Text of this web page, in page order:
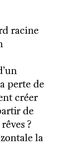
racine
perte de
créer
de
?
la